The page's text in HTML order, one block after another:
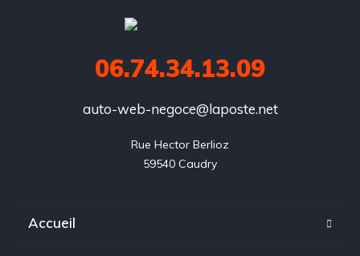
06.74.34.13.09
auto-web-negoce@laposte.net
Rue Hector Berlioz
59540 Caudry
Accueil